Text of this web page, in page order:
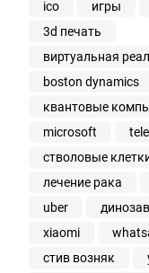
ico
игры
3d печать
виртуальная
boston dynamics
квантовые
microsoft
стволовые
лечение рака
uber
xiaomi
стив возняк